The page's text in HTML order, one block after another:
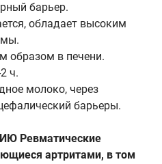
барьер.
обладает высоким
образом в печени.
ч.
молоко, через
барьеры.
Ревматические
артритами, в том